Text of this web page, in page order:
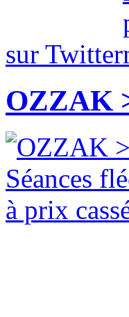
sur Twitter
OZZAK